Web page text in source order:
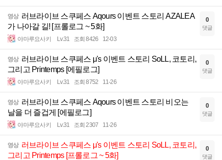
영상 러브라이브 스쿠페스 Aqours 이벤트 스토리 AZALEA
가 나아갈 길! [프롤로그 ~ 5화]
야마루요사키 Lv.31 조회 8426 12-03
0
댓글
영상 러브라이브 스쿠페스 μ's 이벤트 스토리 SoLL, 코토리,
그리고 Printemps [에필로그]
야마루요사키 Lv.31 조회 8752 11-26
0
댓글
영상 러브라이브 스쿠페스 Aqours 이벤트 스토리 비오는
날을 더 즐겁게 [에필로그]
야마루요사키 Lv.31 조회 2307 11-26
0
댓글
영상 러브라이브 스쿠페스 μ's 이벤트 스토리 SoLL, 코토리,
그리고 Printemps [프롤로그 ~ 5화]
0
댓글